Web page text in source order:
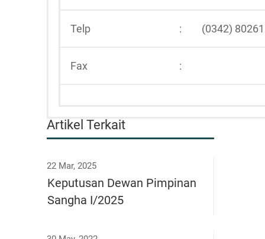
Telp : (0342)
Fax :
Artikel Terkait
22 Mar, 2025
Keputusan Dewan Pimpinan
Sangha I/2025